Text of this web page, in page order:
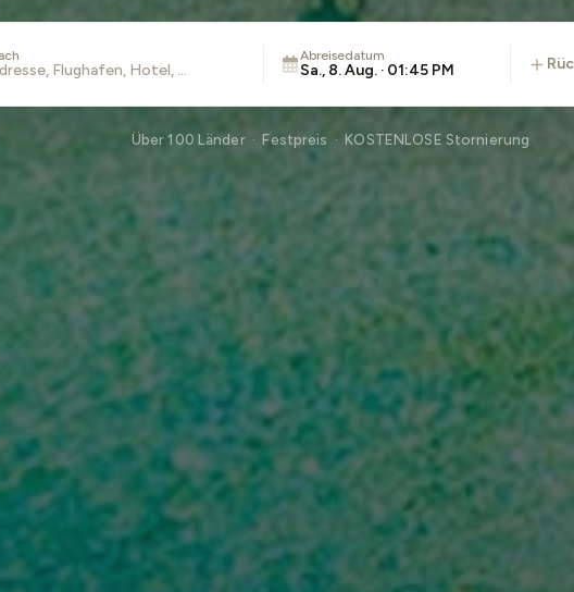
Abreisedatum
Sa., 8. Aug. · 01:45 PM
Über 100 Länder · Festpreis · KOSTENLOSE Stornierung